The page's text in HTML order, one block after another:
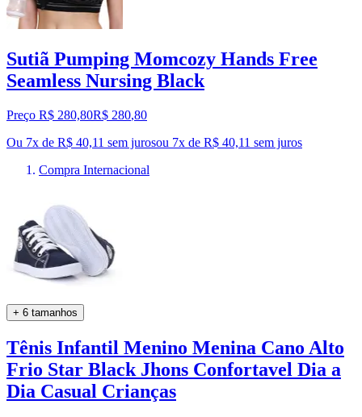
Sutiã Pumping Momcozy Hands Free
Seamless Nursing Black
Preço R$ 280,80R$ 280,80
Ou 7x de R$ 40,11 sem jurosou 7x de R$ 40,11 sem juros
Compra Internacional
+ 6 tamanhos
Tênis Infantil Menino Menina Cano Alto
Frio Star Black Jhons Confortavel Dia a
Dia Casual Crianças